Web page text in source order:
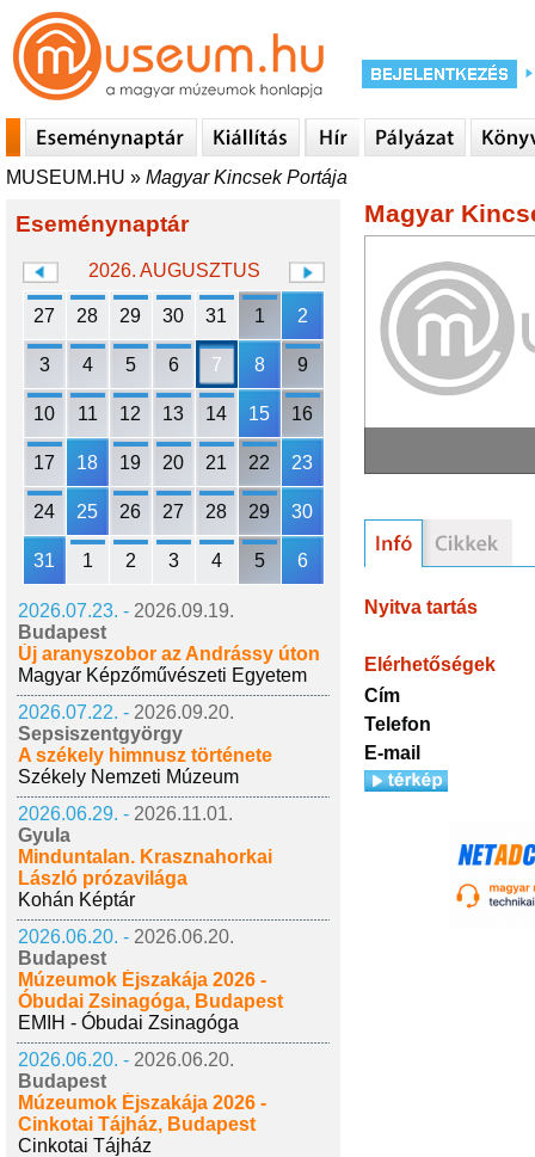
MUSEUM.HU » Magyar Kincsek Portája
Eseménynaptár
2026. AUGUSZTUS
27 28 29 30 31 1 2
3 4 5 6 7 8 9
10 11 12 13 14 15 16
17 18 19 20 21 22 23
24 25 26 27 28 29 30
31 1 2 3 4 5 6
2026.07.23. - 2026.09.19.
Budapest
Új aranyszobor az Andrássy úton
Magyar Képzőművészeti Egyetem
2026.07.22. - 2026.09.20.
Sepsiszentgyörgy
A székely himnusz története
Székely Nemzeti Múzeum
2026.06.29. - 2026.11.01.
Gyula
Minduntalan. Krasznahorkai
László prózavilága
Kohán Képtár
2026.06.20. - 2026.06.20.
Budapest
Múzeumok Éjszakája 2026 -
Óbudai Zsinagóga, Budapest
EMIH - Óbudai Zsinagóga
2026.06.20. - 2026.06.20.
Budapest
Múzeumok Éjszakája 2026 -
Cinkotai Tájház, Budapest
Cinkotai Tájház
Magyar
Nyitva tartás
Elérhetőségek
Cím
Telefon
E-mail